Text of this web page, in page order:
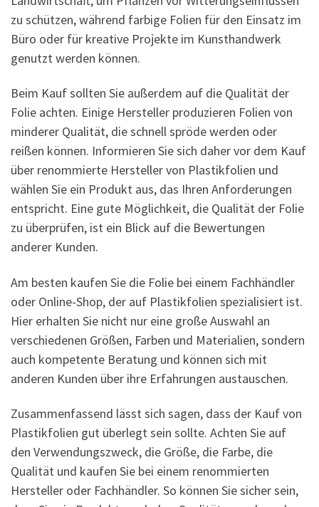
zu schützen, während farbige Folien für den Einsatz im
Büro oder für kreative Projekte im Kunsthandwerk
genutzt werden können.
Beim Kauf sollten Sie außerdem auf die Qualität der
Folie achten. Einige Hersteller produzieren Folien von
minderer Qualität, die schnell spröde werden oder
reißen können. Informieren Sie sich daher vor dem Kauf
über renommierte Hersteller von Plastikfolien und
wählen Sie ein Produkt aus, das Ihren Anforderungen
entspricht. Eine gute Möglichkeit, die Qualität der Folie
zu überprüfen, ist ein Blick auf die Bewertungen
anderer Kunden.
Am besten kaufen Sie die Folie bei einem Fachhändler
oder Online-Shop, der auf Plastikfolien spezialisiert ist.
Hier erhalten Sie nicht nur eine große Auswahl an
verschiedenen Größen, Farben und Materialien, sondern
auch kompetente Beratung und können sich mit
anderen Kunden über ihre Erfahrungen austauschen.
Zusammenfassend lässt sich sagen, dass der Kauf von
Plastikfolien gut überlegt sein sollte. Achten Sie auf
den Verwendungszweck, die Größe, die Farbe, die
Qualität und kaufen Sie bei einem renommierten
Hersteller oder Fachhändler. So können Sie sicher sein,